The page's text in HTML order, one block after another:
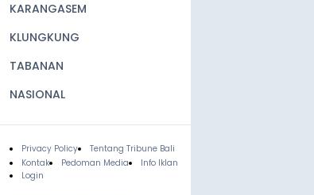
KARANGASEM
KLUNGKUNG
TABANAN
NASIONAL
Footer
Privacy Policy
Tentang Tribune Bali
Kontak
Pedoman Media
Info Iklan
Login